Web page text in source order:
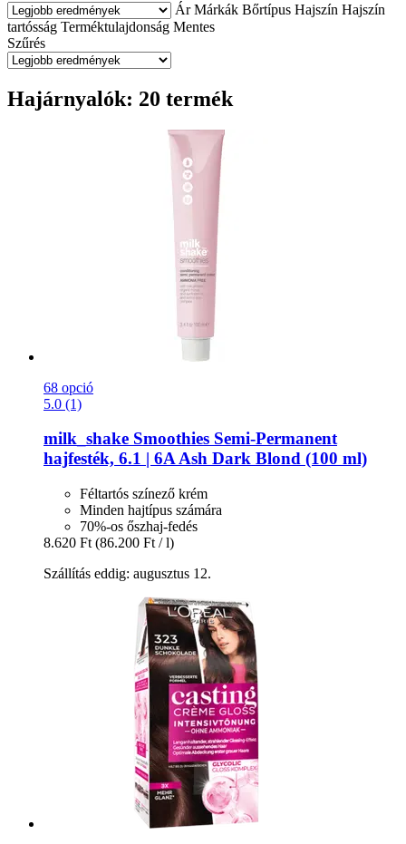
Ár Márkák Bőrtípus Hajszín Hajszín
tartósság Terméktulajdonság Mentes
Szűrés
Hajárnyalók: 20 termék
68 opció
5.0 (1)
milk_shake Smoothies Semi-​Permanent
hajfesték, 6.1 | 6A Ash Dark Blond (100 ml)
Féltartós színező krém
Minden hajtípus számára
70%-os őszhaj-fedés
8.620 Ft (86.200 Ft / l)
Szállítás eddig: augusztus 12.